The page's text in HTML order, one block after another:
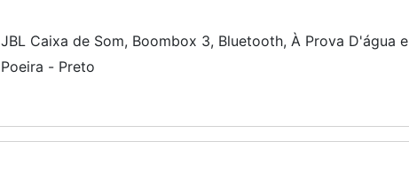
JBL Caixa de Som, Boombox 3, Bluetooth, À Prova D'água e
Poeira - Preto